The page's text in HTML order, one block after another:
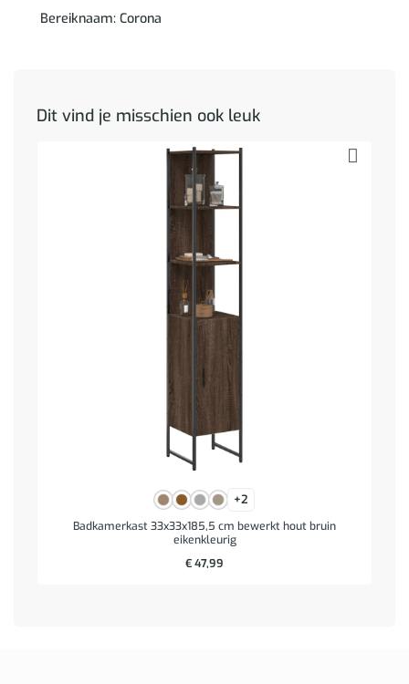
Bereiknaam: Corona
Dit vind je misschien ook leuk
+2
Badkamerkast 33x33x185,5 cm bewerkt hout bruin
eikenkleurig
€47,99